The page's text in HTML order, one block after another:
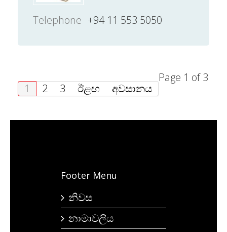
Telephone +94 11 553 5050
Page 1 of 3
1
2 3 ඊළඟ අවසානය
Footer Menu
නිවස
නාමාවලිය